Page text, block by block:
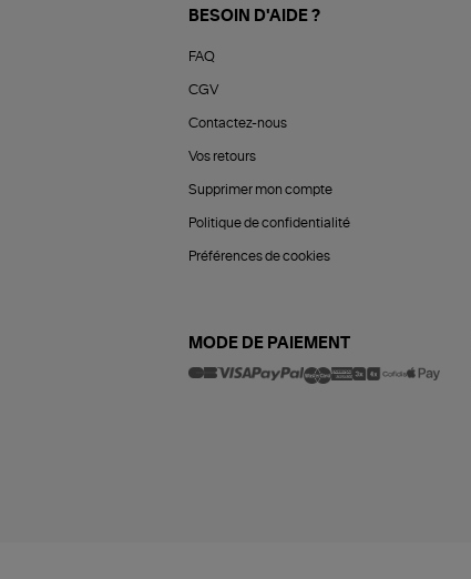
BESOIN D'AIDE ?
FAQ
CGV
Contactez-nous
Vos retours
Supprimer mon compte
Politique de confidentialité
Préférences de cookies
MODE DE PAIEMENT